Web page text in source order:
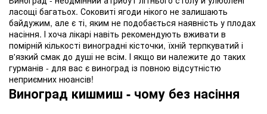
ласощі багатьох. Соковиті ягоди нікого не залишають
байдужим, але є ті, яким не подобається наявність у плодах
насіння. І хоча лікарі навіть рекомендують вживати в
помірній кількості виноградні кісточки, їхній терпкуватий і
в'язкий смак до душі не всім. І якщо ви належите до таких
гурманів - для вас є виноград із повною відсутністю
неприємних нюансів!
Виноград кишмиш - чому без насіння